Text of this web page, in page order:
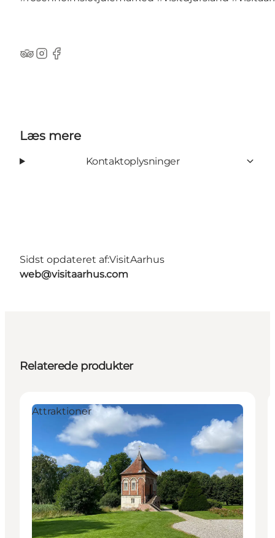
TripAdvisor
Instagram
Facebook
Læs mere
Kontaktoplysninger
Sidst opdateret af:VisitAarhus
web@visitaarhus.com
Relaterede produkter
Attraktioner